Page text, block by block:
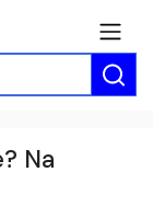
Na